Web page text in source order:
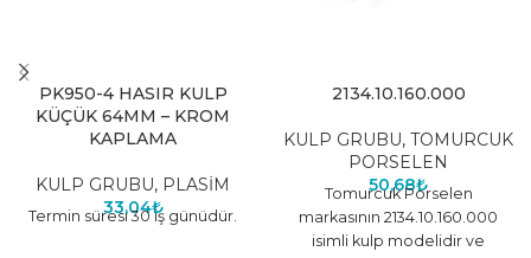
PK950-4 HASIR KULP
KÜÇÜK 64MM – KROM
KAPLAMA
KULP GRUBU, PLASİM
33,04₺
Termin süresi 30 iş günüdür.
2134.10.160.000
KULP GRUBU, TOMURCUK
PORSELEN
50,68₺
Tomurcuk Porselen
markasının 2134.10.160.000
isimli kulp modelidir ve